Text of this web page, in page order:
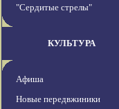
"Сердитые стрелы"
КУЛЬТУРА
Афиша
Новые передвжиники